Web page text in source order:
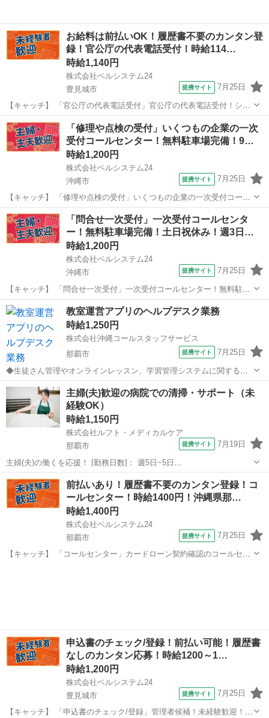
お給料は前払いOK！履歴書不要のカンタン登
録！官公庁の代表電話受付！時給114…
時給1,140円
株式会社ベルシステム24
豊見城市
提携サイト 7月25日
【キャッチ】 「官公庁の代表電話受付」官公庁の代表電話受付！ショ
ートタイムあり！8月開始！企業内保育園あり！未経験歓迎！車通勤
OK 【コメント】 ベルシステム24なら前払い＆履歴書不要！ 勤務時間
や働き方など、あなたのライ...
沖縄 豊見城市 電話対応
「修理や点検の受付」いくつもの企業の一次
受付コールセンター！無料駐車場完備！9…
時給1,200円
株式会社ベルシステム24
沖縄市
提携サイト 7月25日
【キャッチ】 「修理や点検の受付」いくつもの企業の一次受付コール
センター！無料駐車場完備！9月開始 【コメント】 ベルシステム24な
ら前払い＆履歴書不要！ 勤務時間や働き方など、あなたのライフスタ
イルに合わせたお仕事をご紹...
沖縄 沖縄市 電話対応
「問合せ一次受付」一次受付コールセンタ
ー！無料駐車場完備！土日祝休み！週3日
～…
時給1,200円
株式会社ベルシステム24
沖縄市
提携サイト 7月25日
【キャッチ】 「問合せ一次受付」一次受付コールセンター！無料駐車
場完備！土日祝休み！週3日～！9月開始 【コメント】 ベルシステム
24なら前払い＆履歴書不要！ 勤務時間や働き方など、あなたのライフ
スタイルに合わせたお仕事を...
沖縄 電話対応
教室運営アプリのヘルプデスク業務
時給1,250円
株式会社沖縄コールスタッフサービス
那覇市
提携サイト 7月25日
◆生徒さん管理やオンラインレッスン、学習管理システムに関する操
作サポートをおこないます。 ◆講師の方からのお電話なのでクレーム
もなく、また研修サポートもばっちりなので少しづつスキルを付けて
いけます。 【教室運営管理システム...
沖縄 那覇市 電話対応
主婦(夫)歓迎の病院での清掃・サポート（未
経験OK）
時給1,150円
株式会社ルフト・メディカルケア
那覇市
提携サイト 7月19日
主婦(夫)の働くを応援！ [勤務日数]： 週5日~5日
08:00~16:45/08:30~17:15 月/火/水/木/金 [勤務地・最寄駅]： 沖縄県那
覇市古島周辺の病院 株式会社ルフト・メディカルケア 市立病院前
(沖...
沖縄 那覇市 受付
前払いあり！履歴書不要のカンタン登録！コ
ールセンター！時給1400円！沖縄県那…
時給1,400円
株式会社ベルシステム24
那覇市
提携サイト 7月25日
【キャッチ】 「コールセンター」カードローン契約確認のコールセン
申込書のチェック/登録！前払い可能！履歴書
なしのカンタン応募！時給1200～1…
時給1,200円
株式会社ベルシステム24
豊見城市
提携サイト 7月25日
【キャッチ】 「申込書のチェック/登録」管理者候補！未経験歓迎！車